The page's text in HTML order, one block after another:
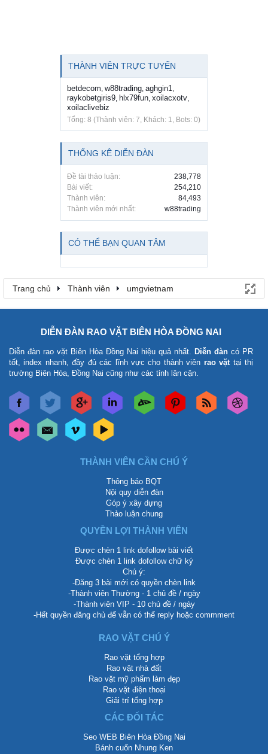
THÀNH VIÊN TRỰC TUYẾN
betdecom, w88trading, aghgin1,
raykobetgiris9, hlx79fun, xoilacxotv,
xoilaclivebiz
Tổng: 8 (Thành viên: 7, Khách: 1, Bots: 0)
THỐNG KÊ DIỄN ĐÀN
Đề tài thảo luận:
238,778
Bài viết:
254,210
Thành viên:
84,493
Thành viên mới nhất:
w88trading
CÓ THỂ BẠN QUAN TÂM
Trang chủ Thành viên umgvietnam
DIỄN ĐÀN RAO VẶT BIÊN HÒA ĐỒNG NAI
Diễn đàn rao vặt Biên Hòa Đồng Nai hiệu quả nhất. Diễn đàn có PR
tốt, index nhanh, đầy đủ các lĩnh vực cho thành viên rao vặttại thị
trường Biên Hòa, Đồng Nai cũng như các tỉnh lân cận.
THÀNH VIÊN CẦN CHÚ Ý
Thông báo BQT
Nội quy diễn đàn
Góp ý xây dựng
Thảo luận chung
QUYỀN LỢI THÀNH VIÊN
Được chèn 1 link dofollow bài viết
Được chèn 1 link dofollow chữ ký
Chú ý:
-Đăng 3 bài mới có quyền chèn link
-Thành viên Thường - 1 chủ đề / ngày
-Thành viên VIP - 10 chủ đề / ngày
-Hết quyền đăng chủ để vẫn có thể reply hoặc commment
RAO VẶT CHÚ Ý
Rao vặt tổng hợp
Rao vặt nhà đất
Rao vặt mỹ phẩm làm đẹp
Rao vặt điện thoại
Giải trí tổng hợp
CÁC ĐỐI TÁC
Seo WEB Biên Hòa Đồng Nai
Bánh cuốn Nhung Ken